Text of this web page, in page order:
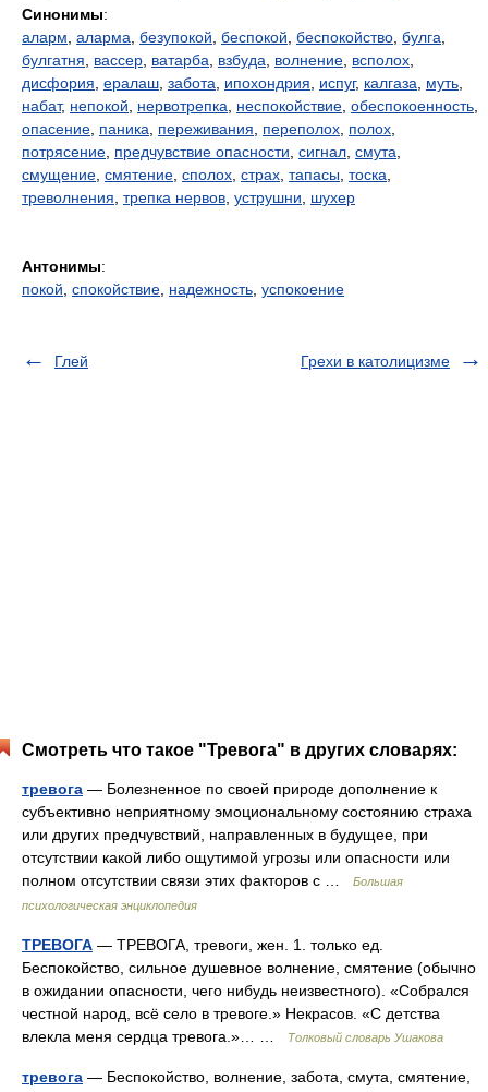
Синонимы:
аларм аларма безупокой беспокой беспокойство булга
булгатня
вассер ватарба взбуда волнение всполох
дисфория ералаш забота ипохондрия испуг, калгаза муть
набат, непокой нервотрепка неспокойствие обеспокоенность
опасение паника переживания переполох полох
потрясение предчувствие опасности сигнал смута
смущение смятение сполох страх тапасы тоска
треволнения трепка нервов уструшни шухер
Антонимы:
покой спокойствие надежность успокоение
Глей Грехи в католицизме
Смотреть что такое "Тревога" в других словарях:
тревога — Болезненное по своей природе дополнение к
субъективно неприятному эмоциональному состоянию страха
или других предчувствий, направленных в будущее, при
отсутствии какой либо ощутимой угрозы или опасности или
полном отсутствии связи этих факторов с …
Большая
психологическая энциклопедия
ТРЕВОГА — ТРЕВОГА, тревоги, жен. 1. только ед.
Беспокойство, сильное душевное волнение, смятение (обычно
в ожидании опасности, чего нибудь неизвестного). «Собрался
честной народ, всё село в тревоге.» Некрасов. «С детства
влекла меня сердца тревога.»… …
Толковый словарь Ушакова
тревога — Беспокойство, волнение, забота, смута, смятение,